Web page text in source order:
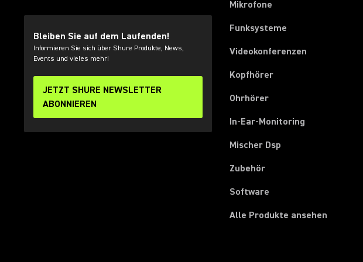
Bleiben Sie auf dem Laufenden!
Informieren Sie sich über Shure Produkte, News,
Events und vieles mehr!
JETZT SHURE NEWSLETTER
ABONNIEREN
Mikrofone
Funksysteme
Videokonferenzen
Kopfhörer
Ohrhörer
In-Ear-Monitoring
Mischer Dsp
Zubehör
Software
Alle Produkte ansehen